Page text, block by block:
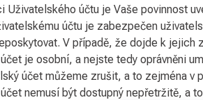
Uživatelského účtu je Vaše povinnost
účtu je zabezpečen
V případě, že dojde k jejich
je osobní, a nejste tedy oprávněni
účet můžeme zrušit, a to zejména v
nemusí být dostupný nepřetržitě, a